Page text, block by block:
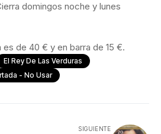
domingos noche y lunes
de 40 € y en barra de 15 €.
El Rey De Las Verduras
- No Usar
SIGUIENTE